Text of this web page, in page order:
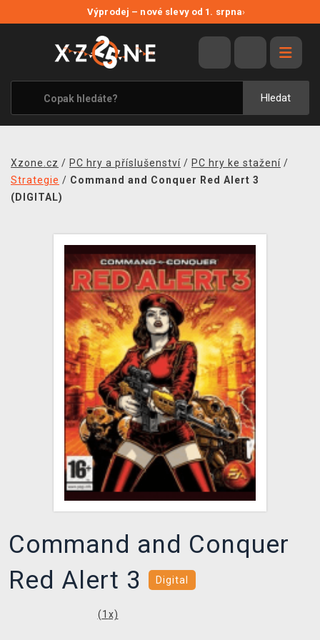
Výprodej – nové slevy od 1. srpna›
Hledat
VÝPRODEJ
VIDEOHRY
XZONE ORIGINALS
TÉMATIKY
MERCHANDISE
KONTAKT
PRODEJNY
DOPRAVA
XZONE KLUB
TCG & BOARDGAME HUB
VÝKUP HER (BAZAR)
Xzone.cz / PC hry a příslušenství / PC hry ke stažení /
Strategie / Command and Conquer Red Alert 3
(DIGITAL)
Command and Conquer
Red Alert 3
Digital
(1 x)